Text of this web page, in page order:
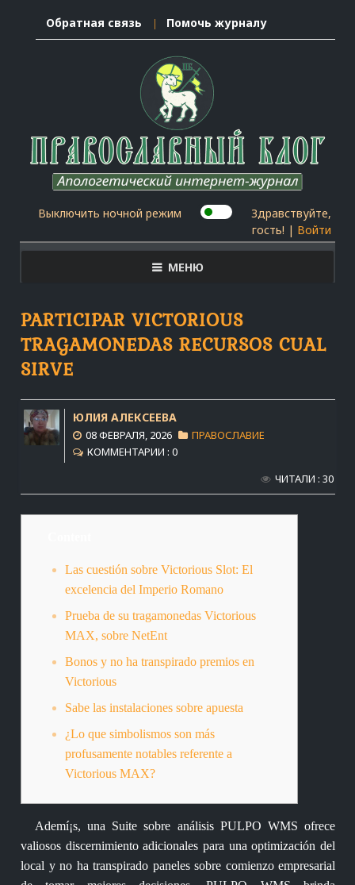
Обратная связь Помочь журналу
Выключить ночной режим
Здравствуйте,
гость! | Войти
МЕНЮ
PARTICIPAR VICTORIOUS
TRAGAMONEDAS RECURSOS CUAL
SIRVE
ЮЛИЯ АЛЕКСЕЕВА
08 ФЕВРАЛЯ, 2026
ПРАВОСЛАВИЕ
КОММЕНТАРИИ : 0
ЧИТАЛИ : 30
Las cuestión sobre Victorious Slot: El
excelencia del Imperio Romano
Prueba de su tragamonedas Victorious
MAX, sobre NetEnt
Bonos y no ha transpirado premios en
Victorious
Sabe las instalaciones sobre apuesta
¿Lo que simbolismos son más
profusamente notables referente a
Victorious MAX?
Ademí¡s, una Suite sobre análisis PULPO WMS ofrece
valiosos discernimiento adicionales para una optimización del
local y no ha transpirado paneles sobre comienzo empresarial